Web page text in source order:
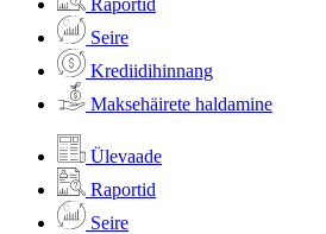
Seire
Krediidihinnang
Maksehäirete haldamine
Ülevaade
Raportid
Seire